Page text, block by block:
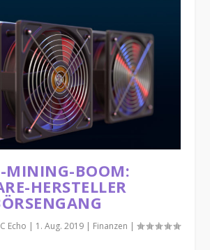
MINING-BOOM:
HERSTELLER
Echo | 1. Aug. 2019 | Finanzen |